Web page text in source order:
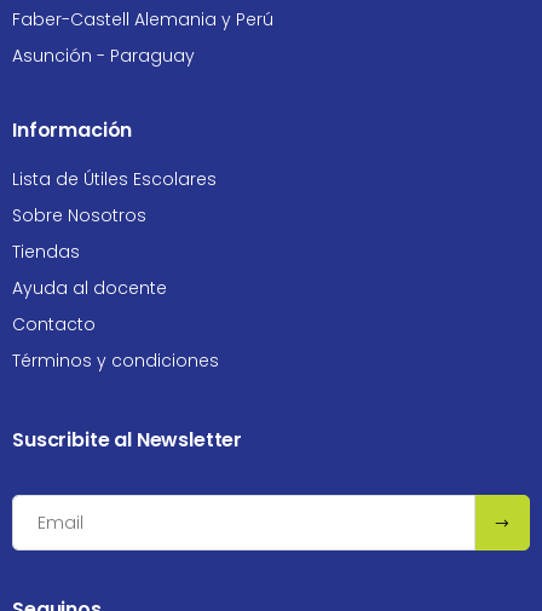
Faber-Castell Alemania y Perú
Asunción - Paraguay
Información
Lista de Útiles Escolares
Sobre Nosotros
Tiendas
Ayuda al docente
Contacto
Términos y condiciones
Suscribite al Newsletter